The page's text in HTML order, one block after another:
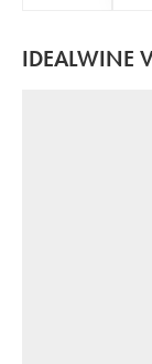
IDEALWINE